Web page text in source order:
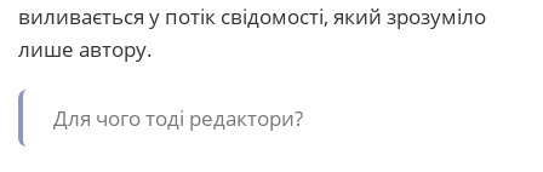
виливається у потік свідомості, який зрозуміло
лише автору.
Для чого тоді редактори?